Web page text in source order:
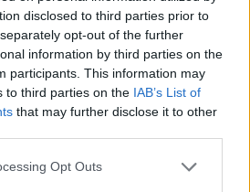
disclosed to third parties prior to
opt-out of the further
information by third parties on the
participants. This information may
to third parties on the IAB’s List of
that may further disclose it to other
app uses one or more Google
Opt Outs
τους κανόνες σχολιασμού
ΠΡΟΣΘΗΚΗ